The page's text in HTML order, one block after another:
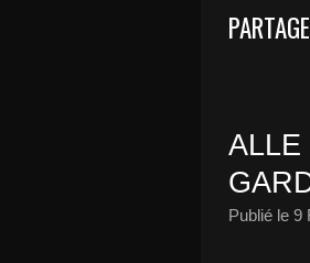
ALLE
Publié le 9